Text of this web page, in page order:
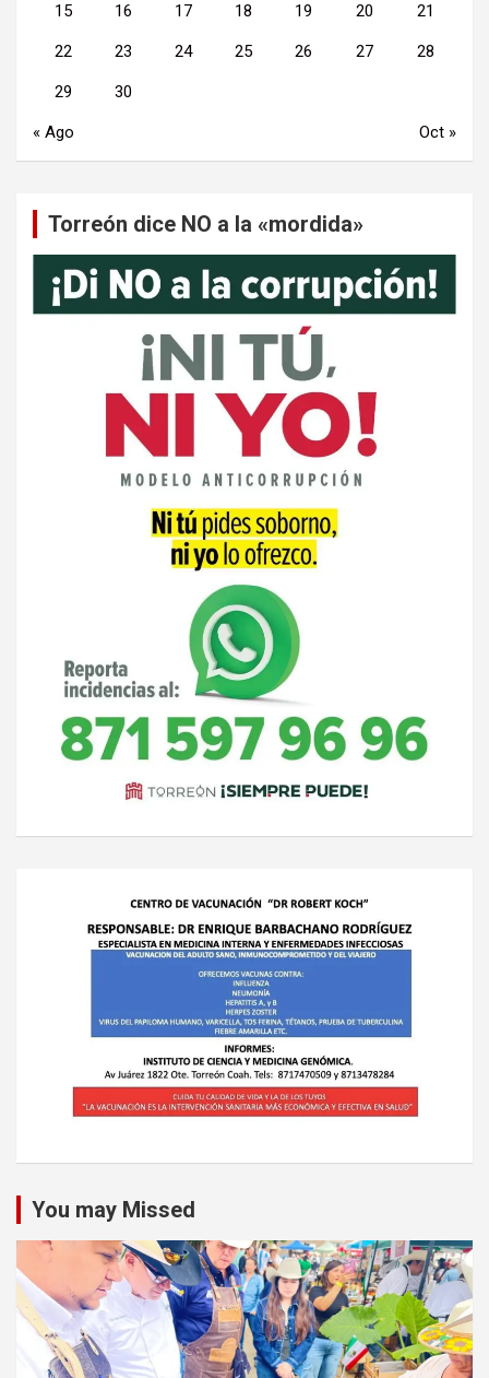
15 16 17 18 19 20 21
22 23 24 25 26 27 28
29 30
« Ago Oct »
Torreón dice NO a la «mordida»
You may Missed